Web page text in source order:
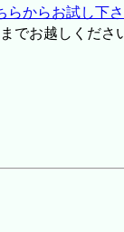
らからお試し下
でお越しくださ